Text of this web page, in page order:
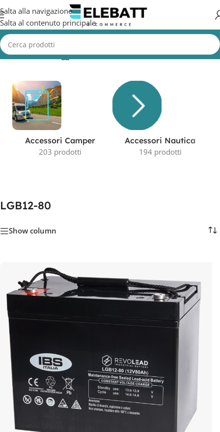
Salta alla navigazione
Salta al contenuto principale
Home/Prodotti taggati “LGB12-80” Visualizzazione del risultato
Accessori Camper
203 prodotti
Accessori Nautica
194 prodotti
LGB12-80
Show column